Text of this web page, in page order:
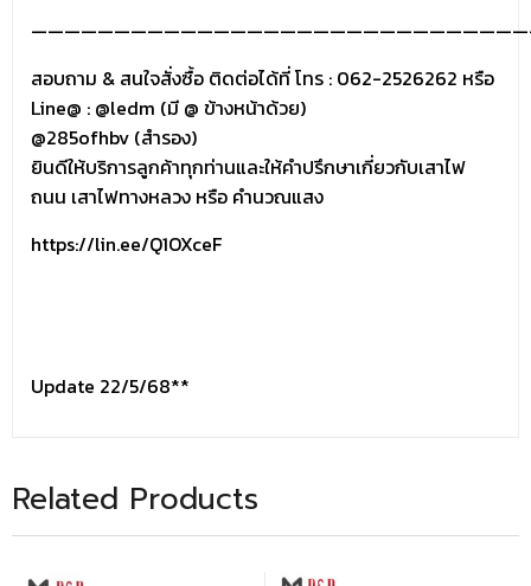
สอบถาม & สนใจสั่งซื้อ ติดต่อได้ที่ โทร : 062-2526262 หรือ
Line@ : @ledm (มี @ ข้างหน้าด้วย)
@285ofhbv (สำรอง)
ยินดีให้บริการลูกค้าทุกท่านและให้คำปรึกษาเกี่ยวกับเสาไฟ
ถนน เสาไฟทางหลวง หรือ คำนวณแสง
https://lin.ee/Q1OXceF
Update 22/5/68**
Related Products